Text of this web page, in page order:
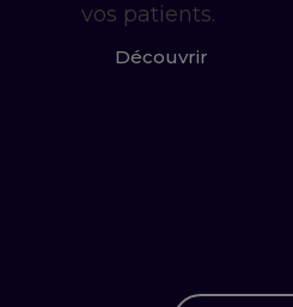
vos patients.
Découvrir